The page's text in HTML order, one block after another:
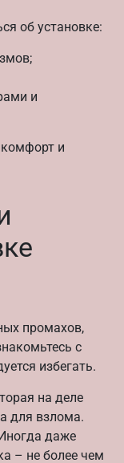
об установке:
и
и
промахов,
с
избегать.
на деле
для взлома.
даже
– не более чем